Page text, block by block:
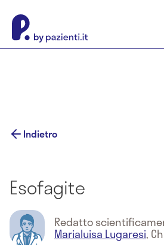
Indietro
Esofagite
Redatto
Marialuisa Lugaresi,